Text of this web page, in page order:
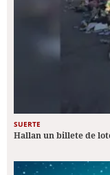
SUERTE
Hallan un billete de